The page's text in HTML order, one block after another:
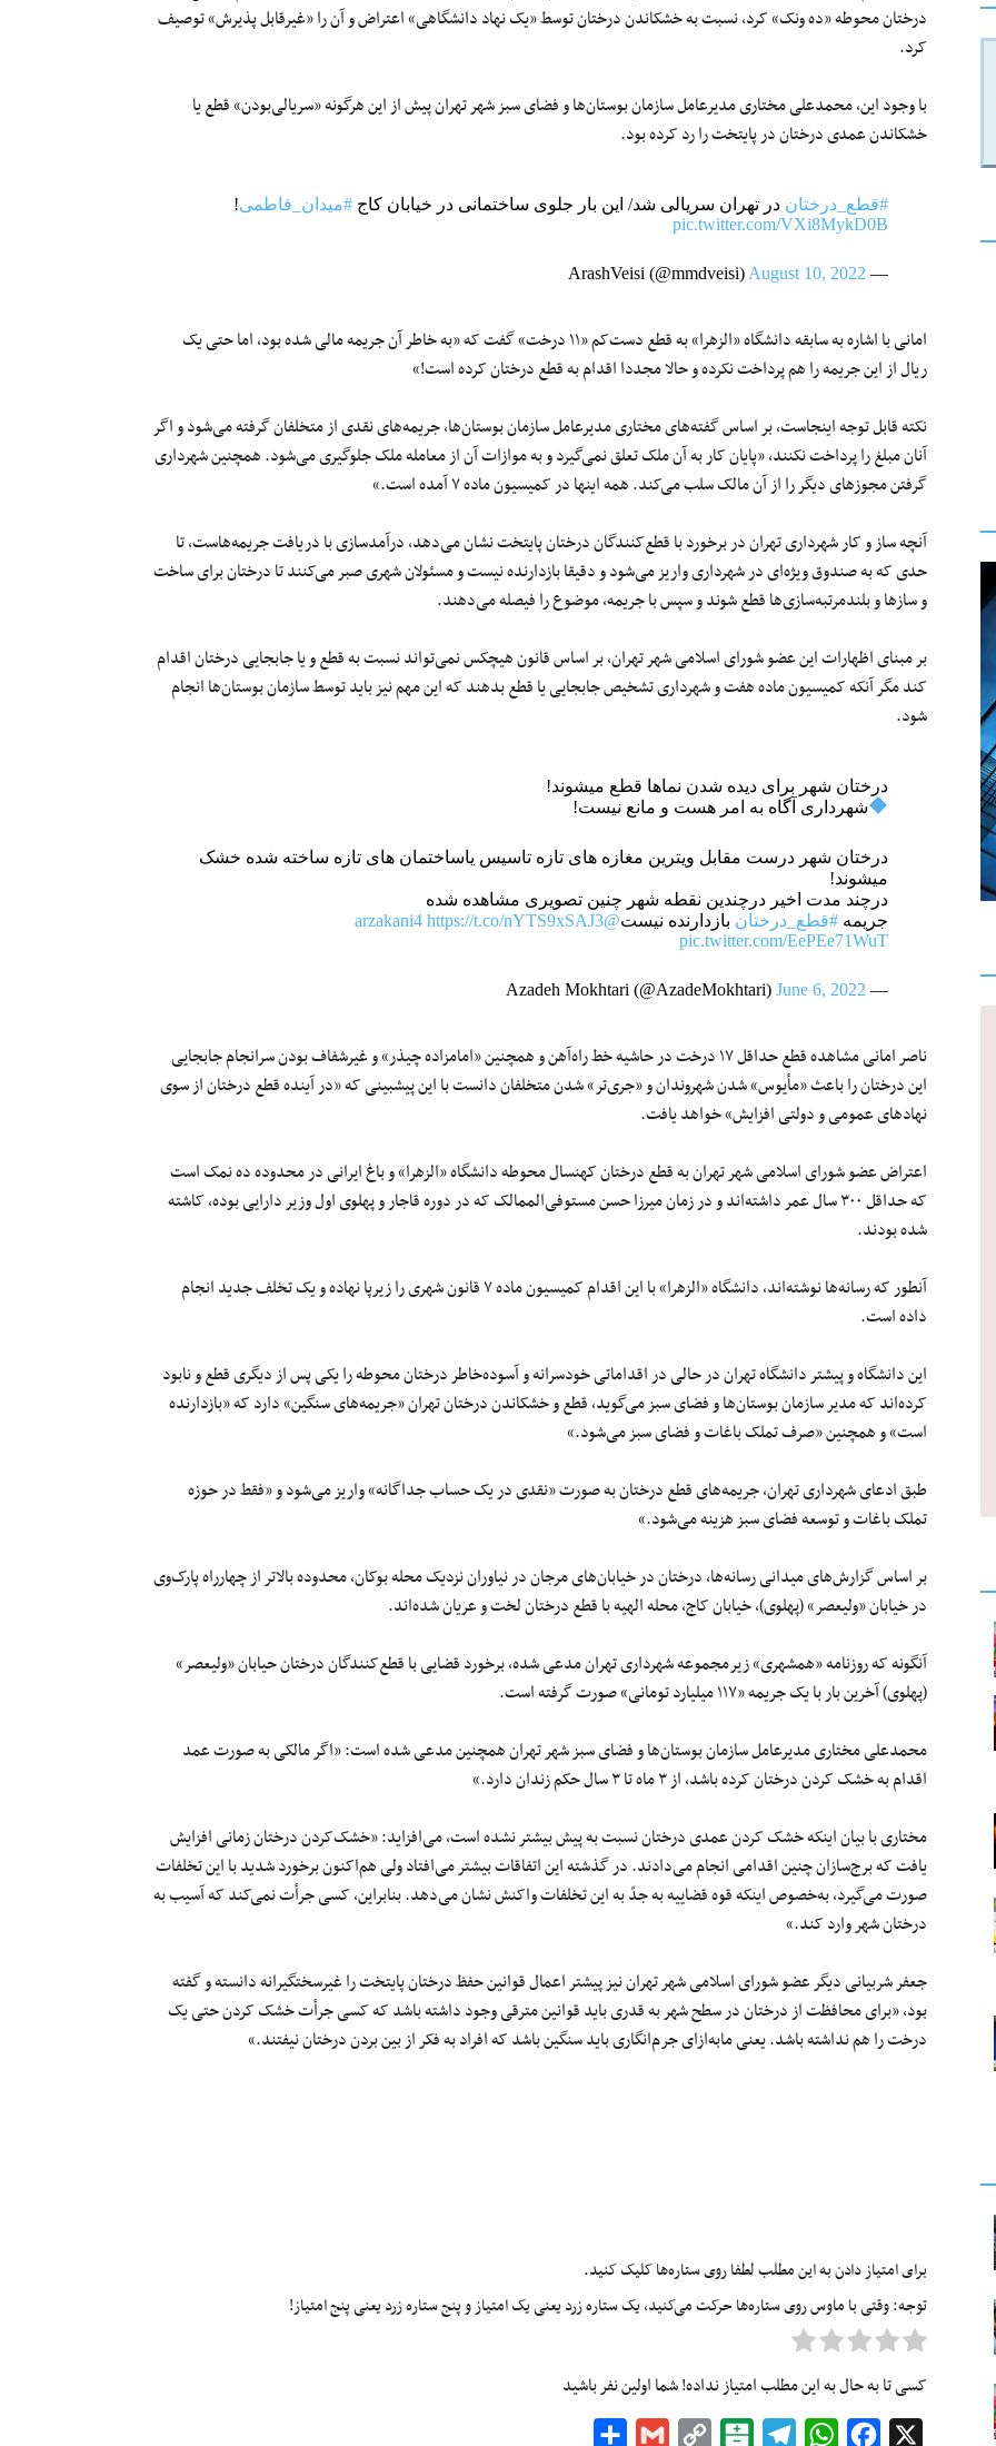
درختان محوطه «ده‌ ونک» کرد، نسبت به خشکاندن درختان توسط «یک نهاد دانشگاهی» اعتراض و آن را «غیرقابل پذیرش» توصیف
کرد.
با وجود این، محمدعلی مختاری مدیرعامل سازمان بوستان‌ها و فضای سبز شهر تهران پیش از این هرگونه «سریالی‌بودن» قطع یا
خشکاندن عمدی درختان در پایتخت را رد کرده بود.
#قطع_درختان در تهران سریالی شد/ این بار جلوی ساختمانی در خیابان کاج #میدان_فاطمی!
pic.twitter.com/VXi8MykD0B
— ArashVeisi (@mmdveisi)
August 10, 2022
امانی با اشاره به سابقه دانشگاه «الزهرا» به قطع دست‌کم «۱۱ درخت» گفت که «به خاطر آن جریمه مالی شده بود، اما حتی یک
ریال از این جریمه را هم پرداخت نکرده و حالا مجددا اقدام به قطع درختان کرده است!»
نکته قابل توجه اینجاست، بر اساس گفته‌های مختاری مدیرعامل سازمان بوستان‌ها، جریمه‌های نقدی از متخلفان گرفته می‌شود و اگر
آنان مبلغ را پرداخت نکنند، «پایان کار به آن ملک تعلق نمی‌گیرد و به موازات آن از معامله ملک جلوگیری می‌شود. همچنین شهرداری
گرفتن مجوزهای دیگر را از آن مالک سلب می‌کند. همه اینها در کمیسیون ماده ۷ آمده است.»
آنچه ساز و کار شهرداری تهران در برخورد با قطع‌کنندگان درختان پایتخت نشان می‌دهد، درآمدسازی با دریافت جریمه‌هاست، تا
حدی که به صندوق ویژه‌ای در شهرداری واریز می‌شود و دقیقا بازدارنده نیست و مسئولان شهری صبر می‌کنند تا درختان برای ساخت‌
و سازها و بلندمرتبه‌سازی‌ها قطع شوند و سپس با جریمه، موضوع را فیصله می‌دهند.
بر مبنای اظهارات این عضو شورای اسلامی شهر تهران، بر اساس قانون هیچکس نمی‌تواند نسبت به قطع و یا جابجایی درختان اقدام
کند مگر آنکه کمیسیون ماده هفت و شهرداری تشخیص جابجایی یا قطع بدهند که این مهم نیز باید توسط سازمان بوستان‌ها انجام
شود.
درختان شهر برای دیده شدن نماها قطع میشوند!
شهرداری آگاه به امر هست و مانع نیست!
درختان شهر درست مقابل ویترین مغازه های تازه تاسیس یاساختمان های تازه ساخته شده خشک
میشوند!
درچند مدت اخیر درچندین نقطه شهر چنین تصویری مشاهده شده
جریمه #قطع_درختان بازدارنده نیست@arzakani4
https://t.co/nYTS9xSAJ3
pic.twitter.com/EePEe71WuT
— Azadeh Mokhtari (@AzadeMokhtari)
June 6, 2022
ناصر امانی مشاهده قطع حداقل ۱۷ درخت در حاشیه خط راه‌آهن و همچنین «امامزاده چیذر» و غیرشفاف‌ بودن سرانجام جابجایی
این درختان را باعث «مأیوس» شدن شهروندان و «جری‌تر» شدن متخلفان دانست با این پیشبینی که «در آینده قطع درختان از سوی
نهادهای عمومی و دولتی افزایش» خواهد یافت.
اعتراض عضو شورای اسلامی شهر تهران به قطع درختان کهنسال محوطه دانشگاه «الزهرا» و باغ ایرانی در محدوده ده نمک است
که حداقل ۳۰۰ سال عمر داشته‌اند و در زمان میرزا حسن مستوفی‌الممالک که در دوره قاجار و پهلوی اول وزیر دارایی بوده، کاشته
شده بودند.
آنطور که رسانه‌ها نوشته‌اند، دانشگاه «الزهرا» با این اقدام کمیسیون ماده ۷ قانون شهری را زیرپا نهاده و یک تخلف جدید انجام
داده است.
این دانشگاه و پیشتر دانشگاه تهران در حالی در اقداماتی خودسرانه و آسوده‌خاطر درختان محوطه را یکی پس از دیگری قطع و نابود
کرده‌اند که مدیر سازمان بوستان‌ها و فضای سبز می‌گوید، قطع و خشکاندن درختان تهران «جریمه‌های سنگین» دارد که «بازدارنده
است» و همچنین «صرف تملک باغات و فضای سبز می‌شود.»
طبق ادعای شهرداری تهران، جریمه‌های قطع درختان به صورت «نقدی در یک حساب جداگانه» واریز می‌شود و «فقط در حوزه
تملک باغات و توسعه فضای سبز هزینه می‌شود.»
بر اساس گزارش‌های میدانی رسانه‌ها، درختان در خیابان‌های مرجان در نیاوران نزدیک محله بوکان، محدوده بالاتر از چهارراه پارک‌وی
در خیابان «ولیعصر» (پهلوی)، خیابان کاج، محله الهیه با قطع درختان‌ لخت و عریان شده‌اند.
آنگونه که روزنامه «همشهری» زیرمجموعه شهرداری تهران مدعی شده، برخورد قضایی با قطع‌کنندگان درختان حیابان «ولیعصر»
(پهلوی) آخرین‌ بار با یک جریمه «۱۱۷ میلیارد تومانی» صورت گرفته است.
محمدعلی مختاری مدیرعامل سازمان بوستان‌ها و فضای سبز شهر تهران همچنین مدعی شده است: «اگر مالکی به‌ صورت عمد
اقدام به خشک‌ کردن درختان کرده باشد، از ۳ ماه تا ۳ سال حکم زندان دارد.»
مختاری با بیان اینکه خشک‌ کردن عمدی درختان نسبت به پیش بیشتر نشده است، می‌افزاید: «خشک‌کردن درختان زمانی افزایش
یافت که برج‌سازان چنین اقدامی انجام می‌دادند. در گذشته این اتفاقات بیشتر می‌افتاد ولی هم‌اکنون برخورد شدید با این تخلفات
صورت می‌گیرد، به‌خصوص اینکه قوه قضاییه به جدّ به این تخلفات واکنش نشان می‌دهد. بنابراین، کسی جرأت نمی‌کند که آسیب به
درختان شهر وارد کند.»
جعفر شربیانی دیگر عضو شورای اسلامی شهر تهران نیز پیشتر اعمال قوانین حفظ درختان پایتخت را غیرسختگیرانه دانسته و گفته
بود، «برای محافظت از درختان در سطح شهر به قدری باید قوانین مترقی وجود داشته باشد که کسی جرأت خشک‌ کردن حتی یک‌
درخت را هم نداشته باشد. یعنی مابه‌ازای جرم‌انگاری باید سنگین باشد که افراد به فکر از بین بردن درختان نیفتند.»
برای امتیاز دادن به این مطلب لطفا روی ستاره‌ها کلیک کنید.
توجه: وقتی با ماوس روی ستاره‌ها حرکت می‌کنید، یک ستاره زرد یعنی یک امتیاز و پنج ستاره زرد یعنی پنج امتیاز!
کسی تا به حال به این مطلب امتیاز نداده! شما اولین نفر باشید
Facebook
WhatsApp
Telegram
Balatarin
Copy
Gmail